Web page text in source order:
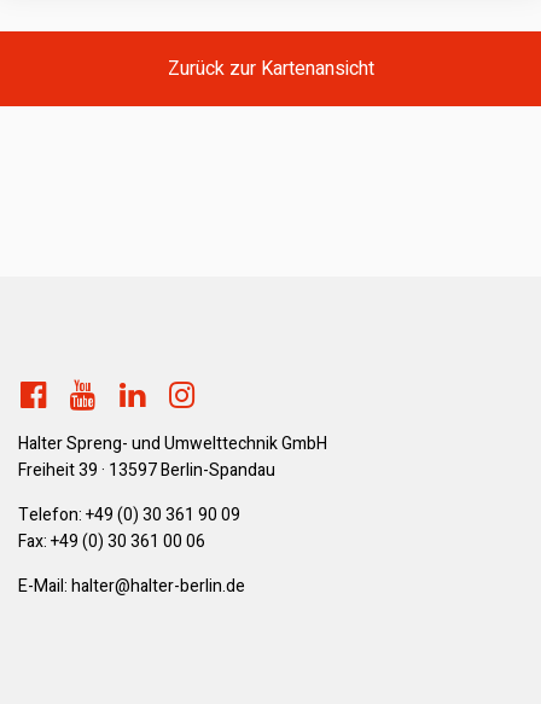
Zurück zur Kartenansicht
Halter Spreng- und Umwelttechnik GmbH
Freiheit 39 · 13597 Berlin-Spandau
Telefon:+49 (0) 30 361 90 09
Fax: +49 (0) 30 361 00 06
E-Mail:ed.nilreb-retlah@retlah